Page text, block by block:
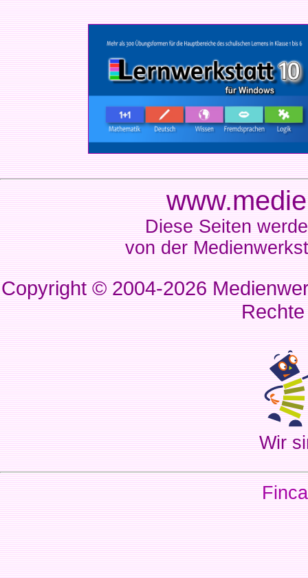
Diese Seiten
von der
Copyright © 2004-2026
Wir